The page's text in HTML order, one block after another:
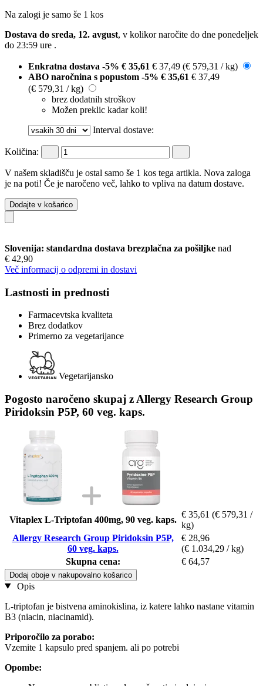
Na zalogi je samo še 1 kos
Dostava do sreda, 12. avgust, v kolikor naročite do dne ponedeljek
do 23:59 ure .
Enkratna dostava -5% € 35,61 € 37,49 (€ 579,31 / kg)
ABO naročnina s popustom -5% € 35,61 € 37,49
(€ 579,31 / kg)
brez dodatnih stroškov
Možen preklic kadar koli!
Interval dostave:
Količina:
V našem skladišču je ostal samo še 1 kos tega artikla. Nova zaloga
je na poti! Če je naročeno več, lahko to vpliva na datum dostave.
Dodajte v košarico
Slovenija: standardna dostava brezplačna za pošiljke nad
€ 42,90
Več informacij o odpremi in dostavi
Lastnosti in prednosti
Farmacevtska kvaliteta
Brez dodatkov
Primerno za vegetarijance
Vegetarijansko
Pogosto naročeno skupaj z Allergy Research Group
Piridoksin P5P, 60 veg. kaps.
Vitaplex L-Triptofan 400mg, 90 veg. kaps.
€ 35,61 (€ 579,31 /
kg)
Allergy Research Group Piridoksin P5P,
60 veg. kaps.
€ 28,96
(€ 1.034,29 / kg)
Skupna cena:
€ 64,57
Dodaj oboje v nakupovalno košarico
Opis
L-triptofan je bistvena aminokislina, iz katere lahko nastane vitamin
B3 (niacin, niacinamid).
Priporočilo za porabo:
Vzemite 1 kapsulo pred spanjem. ali po potrebi
Opombe: